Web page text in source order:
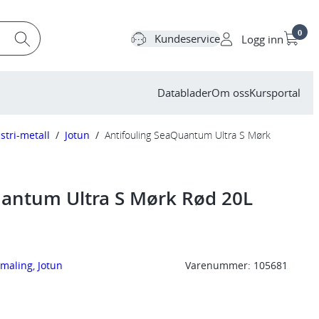
Kundeservice Logg inn 0
DatabladerOm ossKursportal
metall / Jotun / Antifouling SeaQuantum Ultra S Mørk
Ultra S Mørk Rød 20L
, Jotun Varenummer: 105681